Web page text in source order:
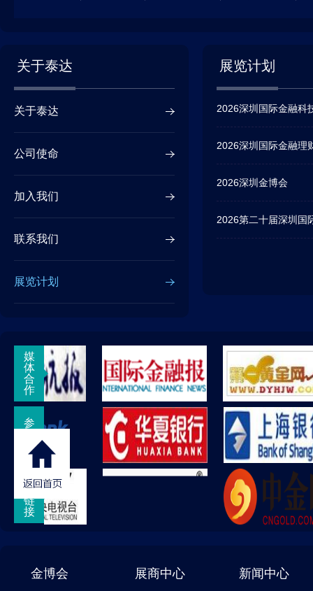
关于泰达
关于泰达
公司使命
加入我们
联系我们
展览计划
展览计划
2026深圳国际金融科
2026深圳国际金融理
2026深圳金博会
2026第二十届深圳国
媒
体
合
作
参
商
友
情
链
接
金博会 展商中心 新闻中心